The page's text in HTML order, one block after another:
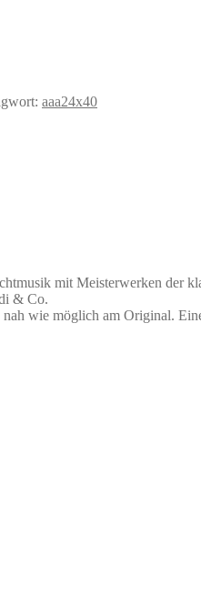
aaa24x40
mit Meisterwerken der
& Co.
wie möglich am Original.